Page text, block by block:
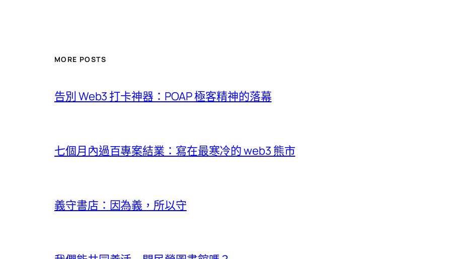
MORE POSTS
告別 Web3 打卡神器：POAP 極客精神的落幕
七個月內過百專案結業：寫在最寒冷的 web3 熊市
義守書店：因為義，所以守